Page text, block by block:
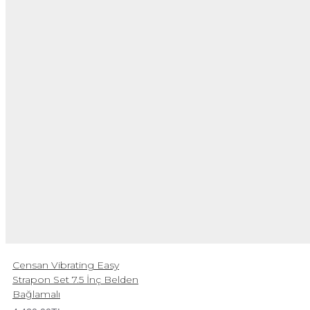
Censan Vibrating Easy
Strapon Set 7.5 İnç Belden
Bağlamalı